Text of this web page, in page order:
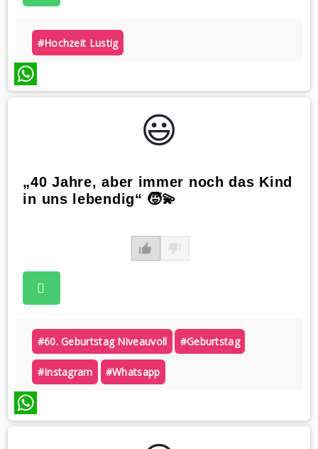
#hochzeit Lustig
WhatsApp
😃️
„40 Jahre, aber immer noch das Kind
in uns lebendig“ 🧒💫
#60. Geburtstag Niveauvoll #geburtstag
#instagram #whatsapp
WhatsApp